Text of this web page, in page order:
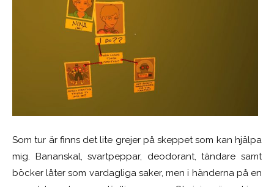
Som tur är finns det lite grejer på skeppet som kan hjälpa
mig. Bananskal, svartpeppar, deodorant, tändare samt
böcker låter som vardagliga saker, men i händerna på en